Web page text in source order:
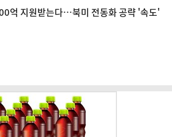
억 지원받는다…북미 전동화 공략 '속도'